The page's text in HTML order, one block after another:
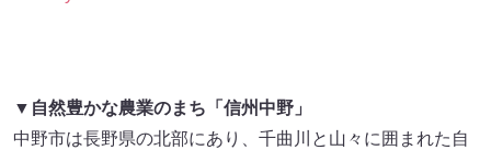
▼自然豊かな農業のまち「信州中野」
中野市は長野県の北部にあり、千曲川と山々に囲まれた自